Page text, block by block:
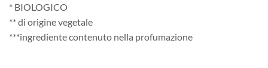
* BIOLOGICO
** di origine vegetale
***ingrediente contenuto nella profumazione